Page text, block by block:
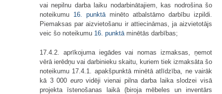
vai nepilnu darba laiku nodarbinātajiem, kas nodrošina šo
noteikumu 16. punktā minēto atbalstāmo darbību izpildi.
Piemaksas par aizvietošanu ir attiecināmas, ja aizvietotājs
veic šo noteikumu 16. punktā minētās darbības;
17.4.2. aprīkojuma iegādes vai nomas izmaksas, ņemot
vērā ierēdņu vai darbinieku skaitu, kuriem tiek izmaksāta šo
noteikumu 17.4.1. apakšpunktā minētā atlīdzība, ne vairāk
kā 3 000 eurovidēji vienai pilna darba laika slodzei visā
projekta īstenošanas laikā (biroja mēbeles un inventārs